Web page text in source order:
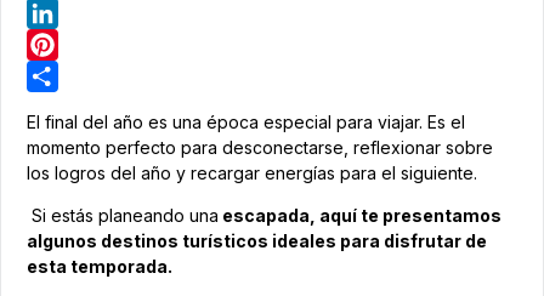
Telegram
LinkedIn
Pinterest
El final del año es una época especial para viajar. Es el
momento perfecto para desconectarse, reflexionar sobre
los logros del año y recargar energías para el siguiente.
Si estás planeando una escapada, aquí te presentamos
algunos destinos turísticos ideales para disfrutar de
esta temporada.